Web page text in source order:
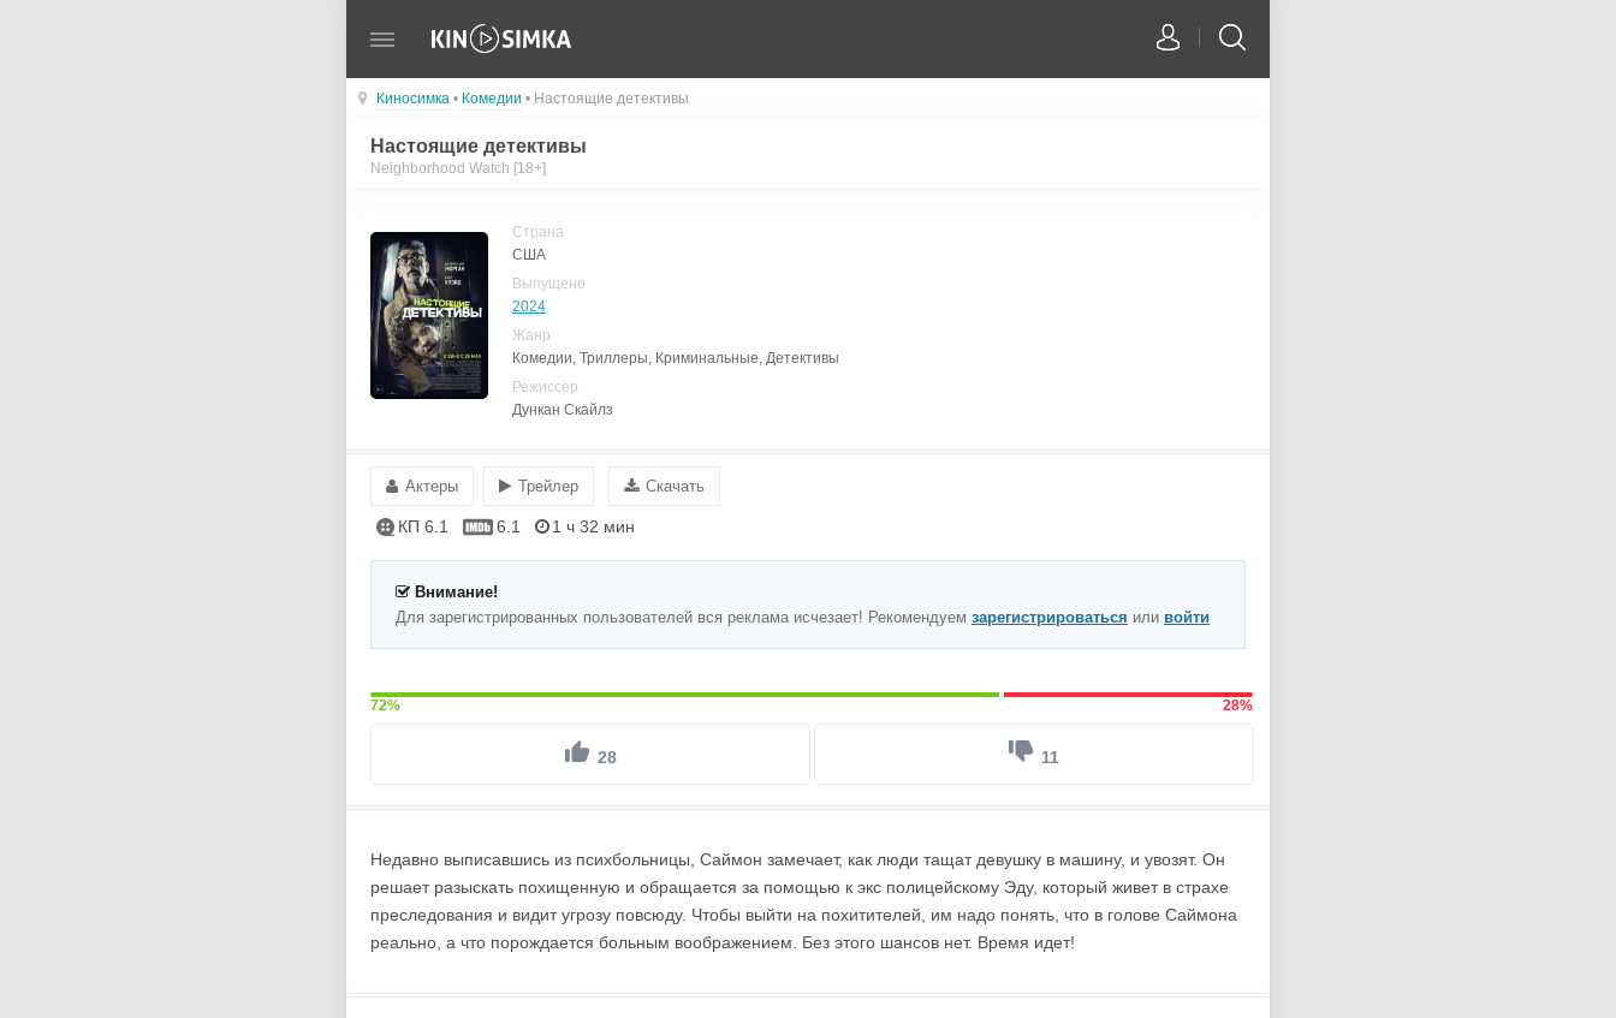
Киносимка • Комедии • Настоящие детективы
Настоящие детективы
Neighborhood Watch [18+]
Страна
США
Выпущено
2024
Жанр
Комедии, Триллеры, Криминальные, Детективы
Режиссер
Дункан Скайлз
Актеры Трейлер Скачать
КП 6.1 6.1 1 ч 32 мин
Внимание!
Для зарегистрированных пользователей вся реклама исчезает! Рекомендуем зарегистрироваться или войти
72% 28%
28 11
Недавно выписавшись из психбольницы, Саймон замечает, как люди тащат девушку в машину, и увозят. Он
решает разыскать похищенную и обращается за помощью к экс полицейскому Эду, который живет в страхе
преследования и видит угрозу повсюду. Чтобы выйти на похитителей, им надо понять, что в голове Саймона
реально, а что порождается больным воображением. Без этого шансов нет. Время идет!